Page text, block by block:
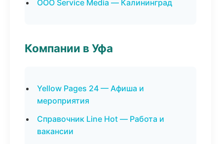
ООО Service Media — Калининград
Компании в Уфа
Yellow Pages 24 — Афиша и
мероприятия
Справочник Line Hot — Работа и
вакансии